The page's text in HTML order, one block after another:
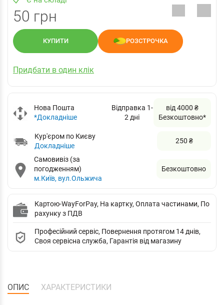
50 грн
КУПИТИ РОЗСТРОЧКА
Придбати в один клік
Нова Пошта
*Докладніше
Відправка 1-
2 дні
від 4000 ₴
Безкоштовно*
Кур'єром по Києву
Докладніше
250 ₴
Самовивіз (за
погодженням)
м.Київ, вул.Ольжича
Безкоштовно
Картою-WayForPay, На картку, Оплата частинами, По
рахунку з ПДВ
Професійний сервіс, Повернення протягом 14 днів,
Своя сервісна служба, Гарантія від магазину
ОПИС ХАРАКТЕРИСТИКИ